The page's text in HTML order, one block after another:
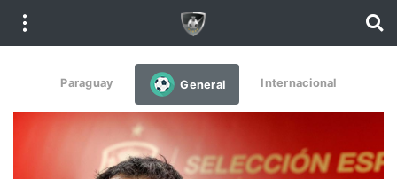
Paraguay General Internacional